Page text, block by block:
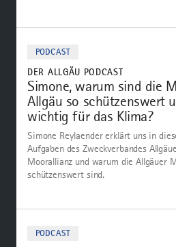
PODCAST
DER ALLGÄU PODCAST
Simone, warum sind die
Allgäu so schützenswert
wichtig für das Klima?
Simone Reylaender erklärt uns in
Aufgaben des Zweckverbandes
Moorallianz und warum die Allgäuer
schützenswert sind.
PODCAST